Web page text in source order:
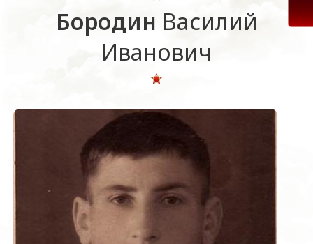
Бородин Василий
Иванович